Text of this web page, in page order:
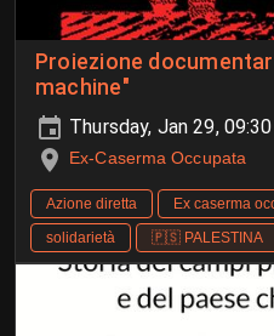
Proiezione
machine"
Thursday, Jan 29,
Ex-Caserma Occupata
Azione diretta Ex caserma
solidarietà
🇵🇸 PALESTINA